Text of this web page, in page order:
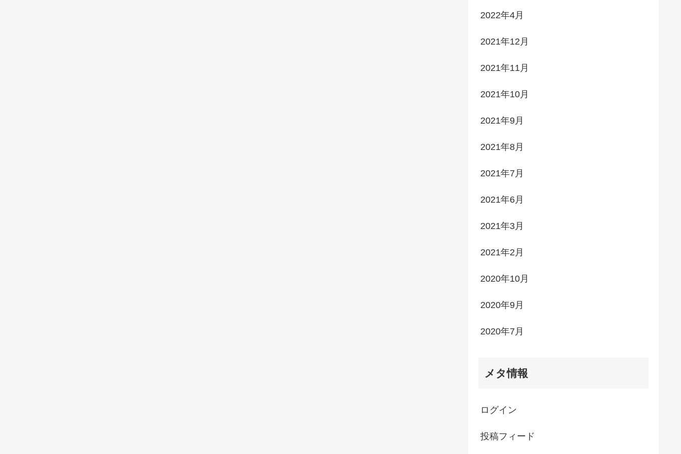
2022年4月
2021年12月
2021年11月
2021年10月
2021年9月
2021年8月
2021年7月
2021年6月
2021年3月
2021年2月
2020年10月
2020年9月
2020年7月
メタ情報
ログイン
投稿フィード